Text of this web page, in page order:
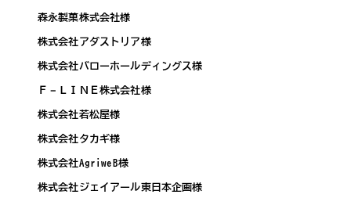
森永製菓株式会社様
株式会社アダストリア様
株式会社バローホールディングス様
Ｆ－ＬＩＮＥ株式会社様
株式会社若松屋様
株式会社タカギ様
株式会社AgriweB様
株式会社ジェイアール東日本企画様